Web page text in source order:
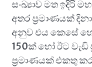
සංඛ්‍යාව මත ඉදිරි
අතර ප්‍රමාණයක්
අනුව එය කෙසේ
150ක් හෝ ඊට වැඩි
ප්‍රමාණයක් එකතු